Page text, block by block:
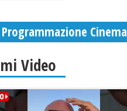
Programmazione Cinema
Video